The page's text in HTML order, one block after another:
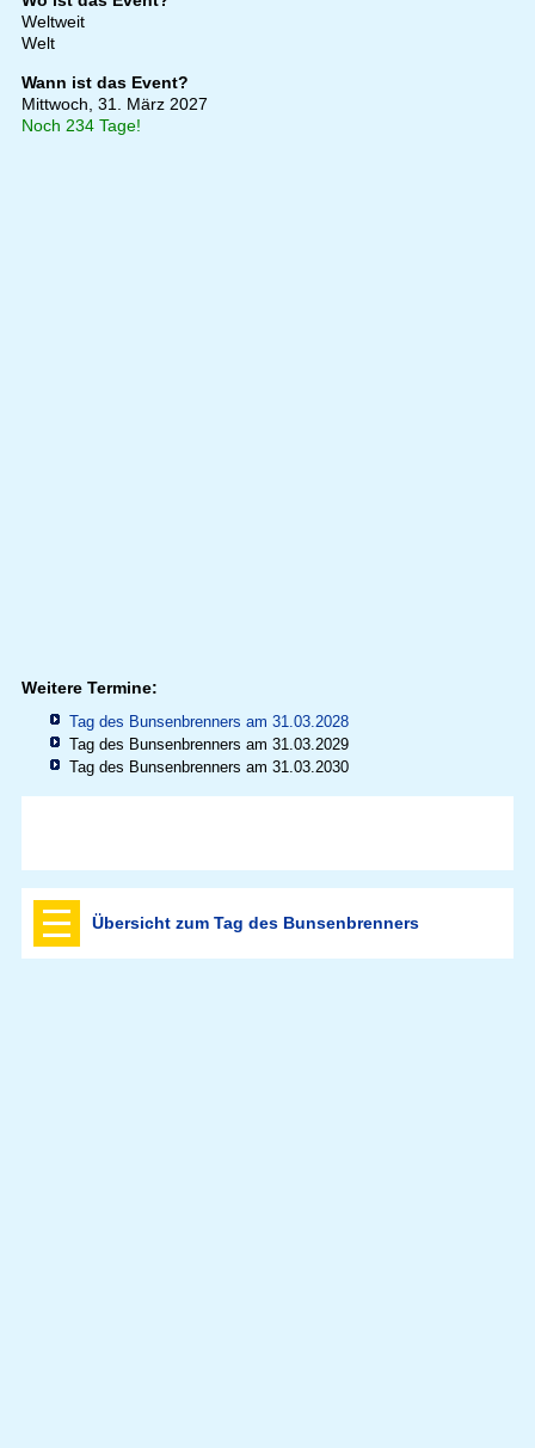
Weltweit
Welt
Wann ist das Event?
Mittwoch, 31. März 2027
Noch 234 Tage!
Weitere Termine:
Tag des Bunsenbrenners am 31.03.2028
Tag des Bunsenbrenners am 31.03.2029
Tag des Bunsenbrenners am 31.03.2030
Übersicht zum Tag des Bunsenbrenners